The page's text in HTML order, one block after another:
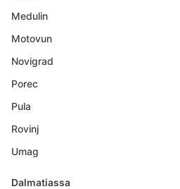
Medulin
Motovun
Novigrad
Porec
Pula
Rovinj
Umag
Dalmatiassa